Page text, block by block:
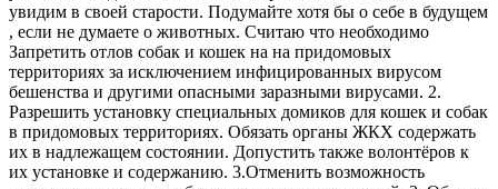
увидим в своей старости. Подумайте хотя бы о себе в будущем
, если не думаете о животных. Считаю что необходимо
Запретить отлов собак и кошек на на придомовых
территориях за исключением инфицированных вирусом
бешенства и другими опасными заразными вирусами. 2.
Разрешить установку специальных домиков для кошек и собак
в придомовых территориях. Обязать органы ЖКХ содержать
их в надлежащем состоянии. Допустить также волонтёров к
их установке и содержанию. 3.Отменить возможность